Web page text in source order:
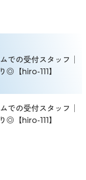
での受付スタッフ│
◎【hiro-111】
での受付スタッフ│
◎【hiro-111】